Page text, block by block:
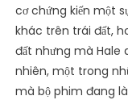
cơ chứng kiến ​​một
khác trên trái đất,
đất nhưng mà Hale
nhiên, một trong
mà bộ phim đang